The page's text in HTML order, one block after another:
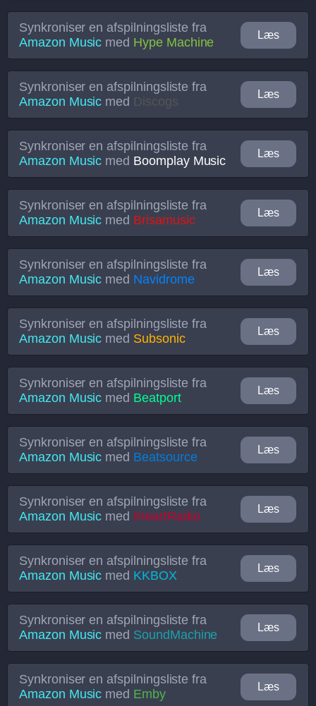
Synkroniser en afspilningsliste fra
Amazon Music med Hype Machine
Læs
Synkroniser en afspilningsliste fra
Amazon Music med Discogs
Læs
Synkroniser en afspilningsliste fra
Amazon Music med Boomplay Music
Læs
Synkroniser en afspilningsliste fra
Amazon Music med Brisamusic
Læs
Synkroniser en afspilningsliste fra
Amazon Music med Navidrome
Læs
Synkroniser en afspilningsliste fra
Amazon Music med Subsonic
Læs
Synkroniser en afspilningsliste fra
Amazon Music med Beatport
Læs
Synkroniser en afspilningsliste fra
Amazon Music med Beatsource
Læs
Synkroniser en afspilningsliste fra
Amazon Music med iHeartRadio
Læs
Synkroniser en afspilningsliste fra
Amazon Music med KKBOX
Læs
Synkroniser en afspilningsliste fra
Amazon Music med SoundMachine
Læs
Synkroniser en afspilningsliste fra
Amazon Music med Emby
Læs